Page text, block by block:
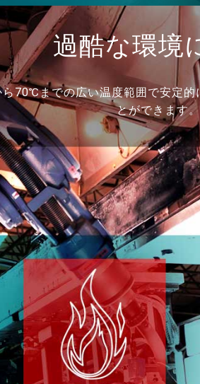
過酷な環境
70℃までの広い温度範囲で安定的
とができます。